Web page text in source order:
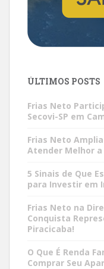
ÚLTIMOS POSTS
Frias Neto
Secovi-SP em
Frias Neto
Atender Melhor
5 Sinais de Que
para Investir em
Frias Neto na
Conquista
Piracicaba!
O Que É Renda
Comprar Seu